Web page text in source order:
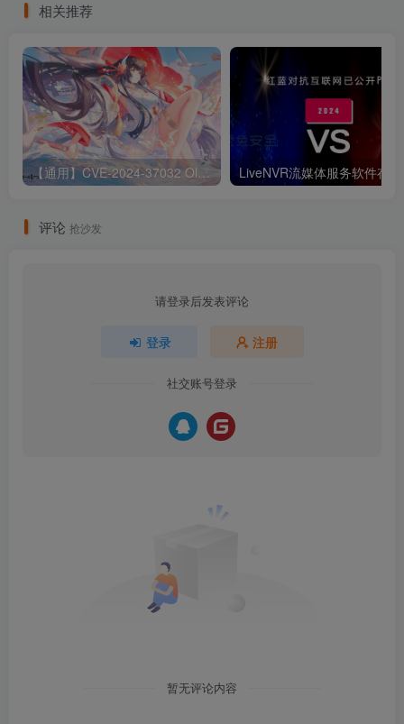
相关推荐
【通用】CVE-2024-37032 Ollama 远程代码执行漏洞
评论 抢沙发
请登录后发表评论
登录 注册
社交账号登录
暂无评论内容